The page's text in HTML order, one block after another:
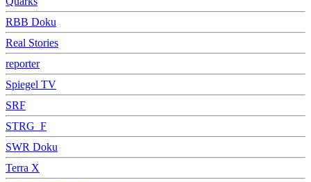
RBB Doku
Real Stories
reporter
Spiegel TV
SRF
STRG_F
SWR Doku
Terra X